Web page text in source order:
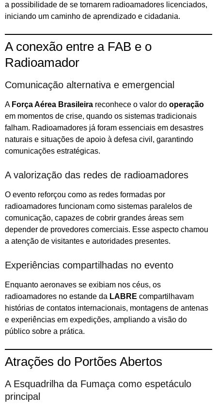
a possibilidade de se tornarem radioamadores licenciados,
iniciando um caminho de aprendizado e cidadania.
A conexão entre a FAB e o
Radioamador
Comunicação alternativa e emergencial
A Força Aérea Brasileira reconhece o valor do operação
em momentos de crise, quando os sistemas tradicionais
falham. Radioamadores já foram essenciais em desastres
naturais e situações de apoio à defesa civil, garantindo
comunicações estratégicas.
A valorização das redes de radioamadores
O evento reforçou como as redes formadas por
radioamadores funcionam como sistemas paralelos de
comunicação, capazes de cobrir grandes áreas sem
depender de provedores comerciais. Esse aspecto chamou
a atenção de visitantes e autoridades presentes.
Experiências compartilhadas no evento
Enquanto aeronaves se exibiam nos céus, os
radioamadores no estande da LABRE compartilhavam
histórias de contatos internacionais, montagens de antenas
e experiências em expedições, ampliando a visão do
público sobre a prática.
Atrações do Portões Abertos
A Esquadrilha da Fumaça como espetáculo
principal